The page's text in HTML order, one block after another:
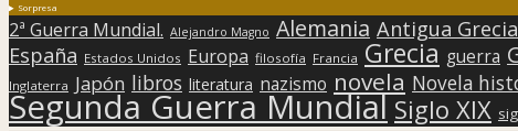
Sorpresa
2ª Guerra Mundial. Alejandro Magno Alemania Antigua Grecia
España Estados Unidos Europa filosofía Francia Grecia guerra
Inglaterra Japón libros literatura nazismo novela Novela
Segunda Guerra Mundial Siglo XIX